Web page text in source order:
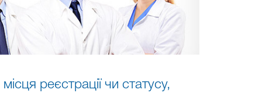
реєстрації чи статусу,